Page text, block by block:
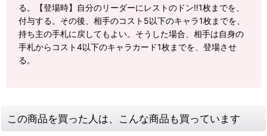
る。【登場時】自分のリーダーにレストのドン!!1枚までを、
付与する。その後、相手のコスト5以下のキャラ1枚までを、
持ち主の手札に戻してもよい。そうした場合、相手は自身の
手札からコスト4以下のキャラカード1枚までを、登場させ
る。
この商品を買った人は、こんな商品も買っています